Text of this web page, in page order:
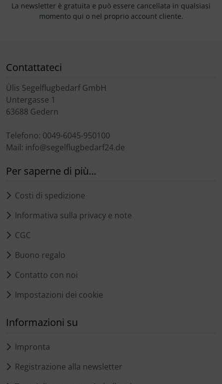
La newsletter è gratuita e può essere cancellata in qualsiasi
momento qui o nel proprio account cliente.
Contattateci
Ülis Segelflugbedarf GmbH
Untergasse 1
63688 Gedern
Telefono: 0049-6045-950100
Mail: info@segelflugbedarf24.de
Per saperne di più...
Costi di spedizione
Informativa sulla privacy e note
CGC
Buono regalo
Contatto con noi
Impostazioni dei cookie
Informazioni su
Impronta
Registrazione alla newsletter